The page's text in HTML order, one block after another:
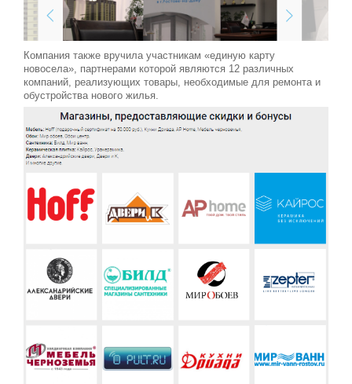
Компания также вручила участникам «единую карту
новосела», партнерами которой являются 12 различных
компаний, реализующих товары, необходимые для ремонта и
обустройства нового жилья.